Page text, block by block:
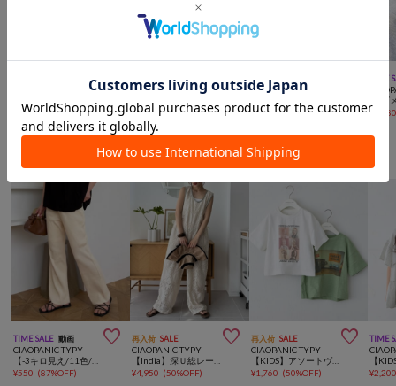

1,100 (72%OFF)

CIAOPANIC TYPY
¥4,400
SALE
CIAOPANIC TYPY
¥1,650 (62%OFF)
TIME
¥
CIAOPANIC TYPYからのおすすめ
TIME SALE 動画 
CIAOPANIC TYPY
¥550 (87%OFF)
再入荷 SALE 
CIAOPANIC TYPY
¥4,950 (50%OFF)
再入荷 SALE 
CIAOPANIC TYPY
【KIDS】アソートヴィンテージフォトスラブTEE / 親子おそろい対応
¥1,760 (50%OFF)
TIME
¥